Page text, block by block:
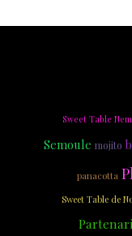
Sweet Table
Semoule mojito
panacotta
Sweet Table de